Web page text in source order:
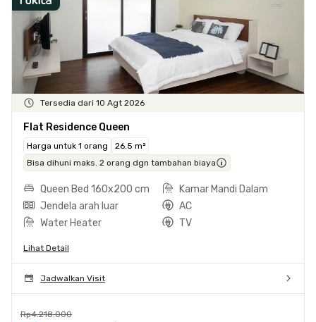
Tersedia dari 10 Agt 2026
Flat Residence Queen
Harga untuk 1 orang
26.5 m²
Bisa dihuni maks. 2 orang dgn tambahan biaya
Queen Bed 160x200 cm
Kamar Mandi Dalam
Jendela arah luar
AC
Water Heater
TV
Lihat Detail
Jadwalkan Visit
Rp4.218.000